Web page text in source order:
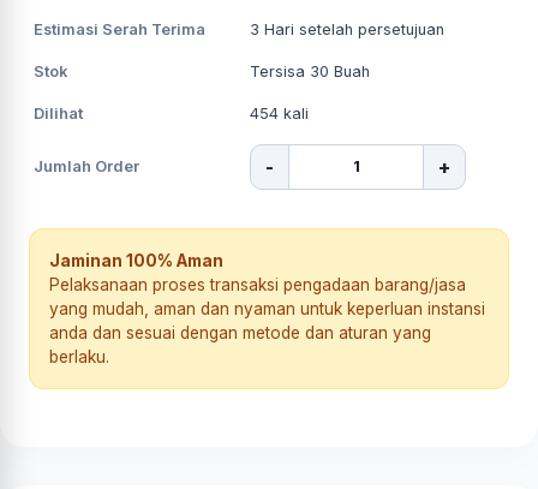
Estimasi Serah Terima 3 Hari setelah persetujuan
Stok Tersisa 30 Buah
Dilihat 454 kali
Jumlah Order - +
Jaminan 100% Aman
Pelaksanaan proses transaksi pengadaan barang/jasa
yang mudah, aman dan nyaman untuk keperluan instansi
anda dan sesuai dengan metode dan aturan yang
berlaku.